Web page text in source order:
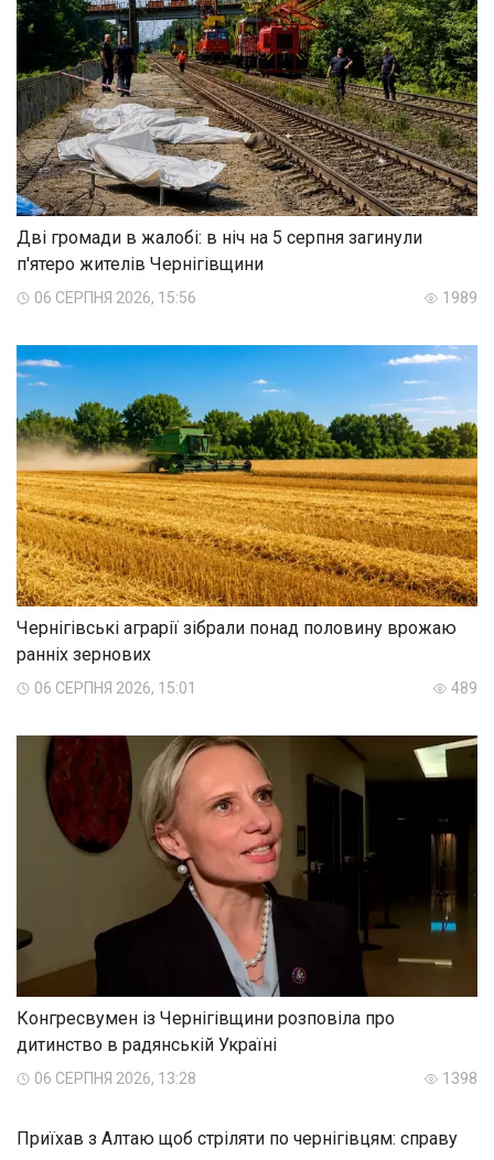
Дві громади в жалобі: в ніч на 5 серпня загинули
п'ятеро жителів Чернігівщини
06 СЕРПНЯ 2026, 15:56 1989
Чернігівські аграрії зібрали понад половину врожаю
ранніх зернових
06 СЕРПНЯ 2026, 15:01 489
Конгресвумен із Чернігівщини розповіла про
дитинство в радянській Україні
06 СЕРПНЯ 2026, 13:28 1398
Приїхав з Алтаю щоб стріляти по чернігівцям: справу